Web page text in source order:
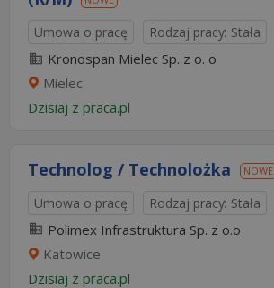
Umowa o pracę Rodzaj pracy: Stała
Kronospan Mielec Sp. z o. o
Mielec
Dzisiaj z praca.pl
Technolog / Technolożka NOWE
Umowa o pracę Rodzaj pracy: Stała
Polimex Infrastruktura Sp. z o.o
Katowice
Dzisiaj z praca.pl